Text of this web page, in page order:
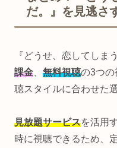
だ。』を見逃さ
『どうせ、恋してしま
課金
無料視聴の3つの
聴スタイルに合わせた
見放題サービスを活用
時に視聴できるため、